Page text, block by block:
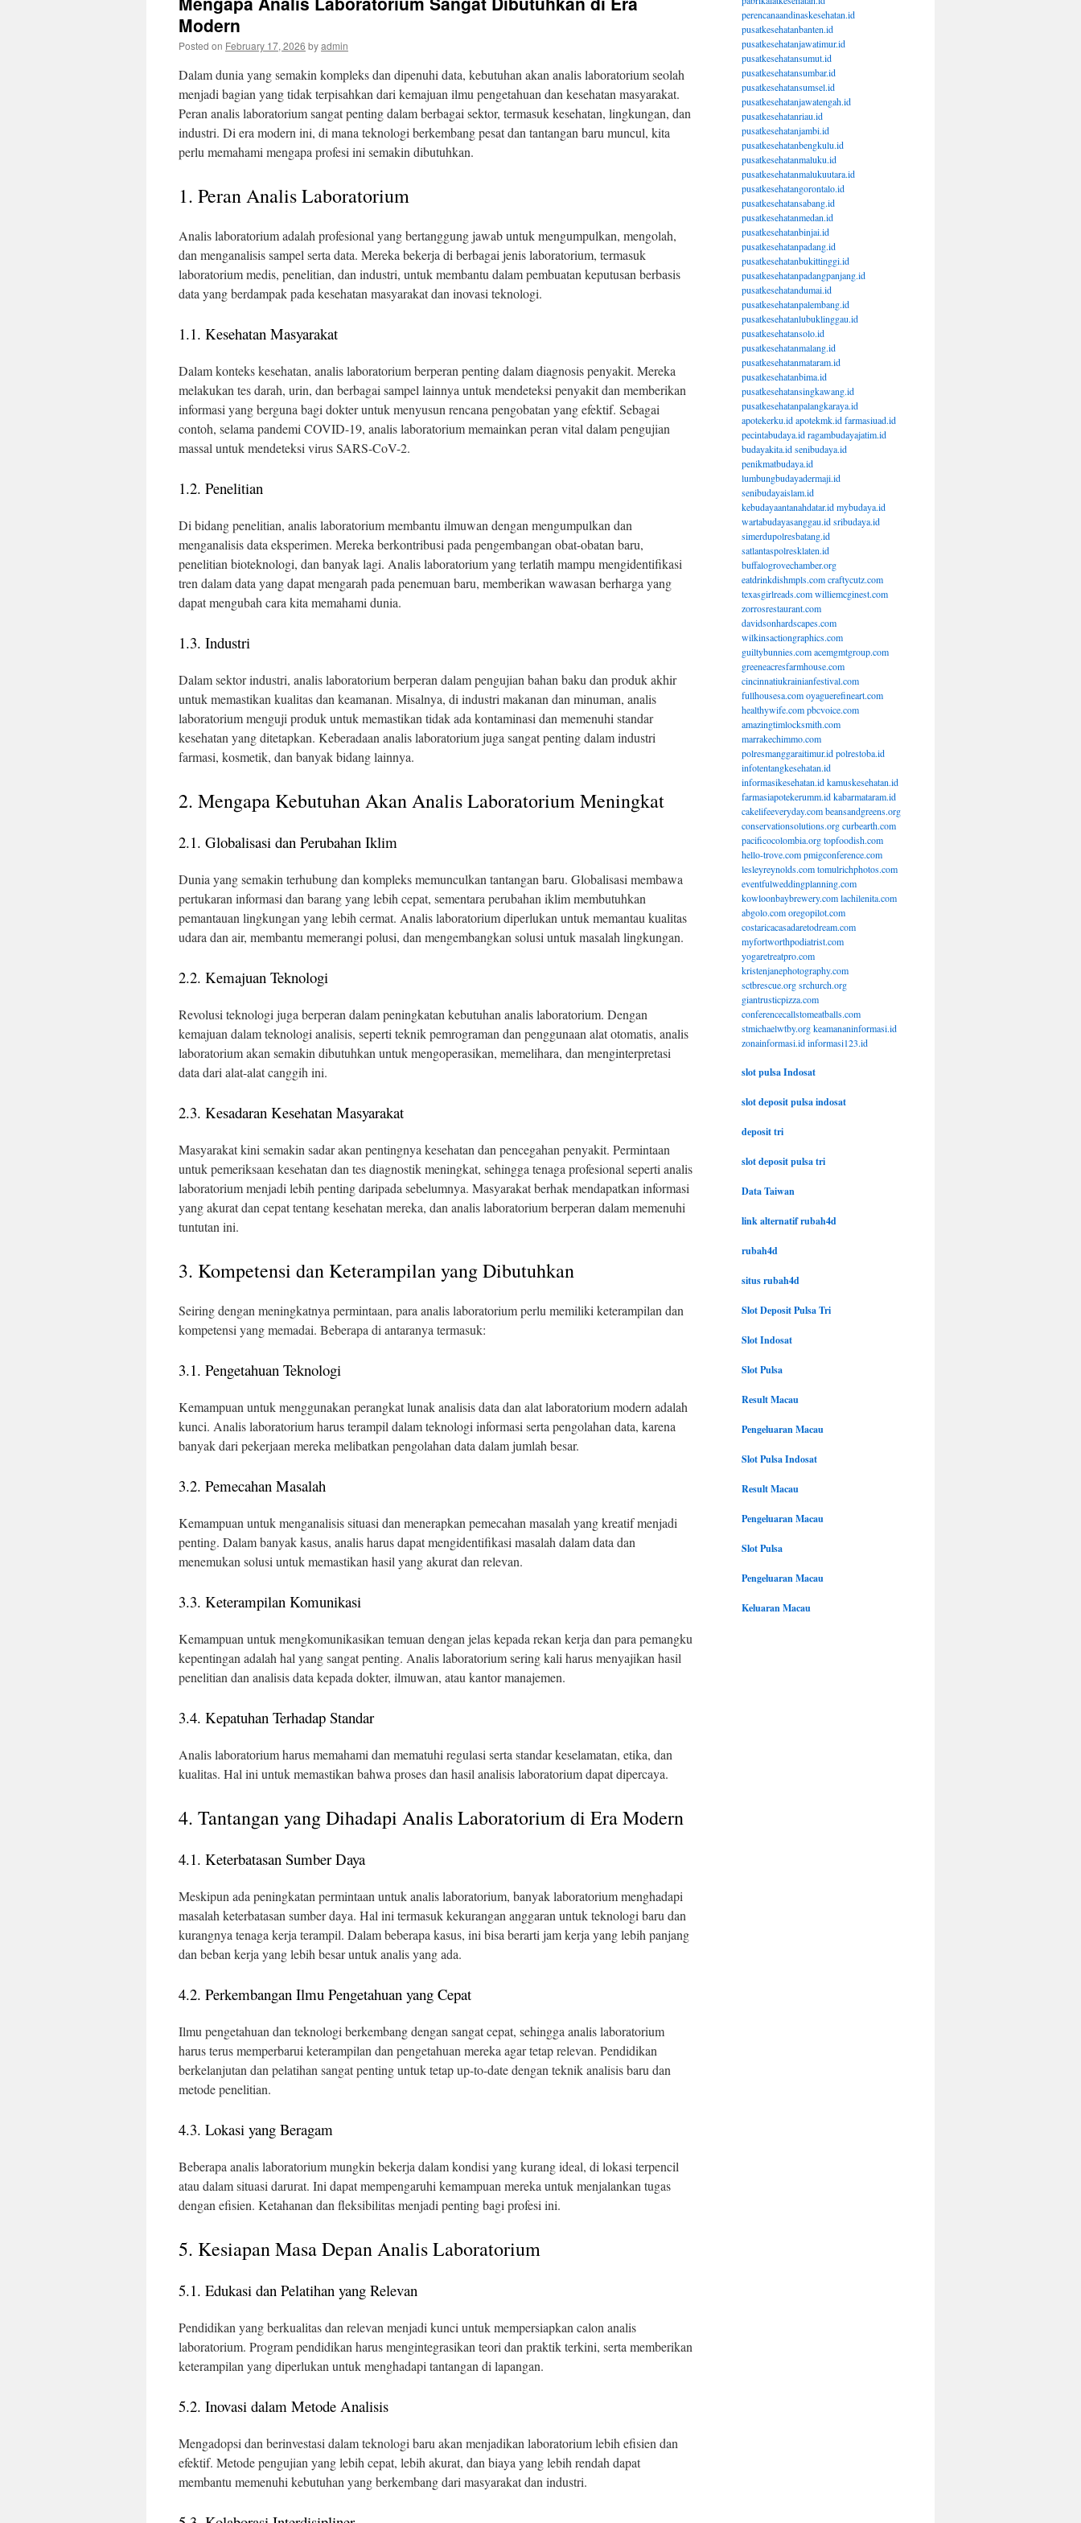
Modern
Posted on February 17, 2026 byadmin
Dalam dunia yang semakin kompleks dan dipenuhi data, kebutuhan akan analis laboratorium seolah
menjadi bagian yang tidak terpisahkan dari kemajuan ilmu pengetahuan dan kesehatan masyarakat.
Peran analis laboratorium sangat penting dalam berbagai sektor, termasuk kesehatan, lingkungan, dan
industri. Di era modern ini, di mana teknologi berkembang pesat dan tantangan baru muncul, kita
perlu memahami mengapa profesi ini semakin dibutuhkan.
1. Peran Analis Laboratorium
Analis laboratorium adalah profesional yang bertanggung jawab untuk mengumpulkan, mengolah,
dan menganalisis sampel serta data. Mereka bekerja di berbagai jenis laboratorium, termasuk
laboratorium medis, penelitian, dan industri, untuk membantu dalam pembuatan keputusan berbasis
data yang berdampak pada kesehatan masyarakat dan inovasi teknologi.
1.1. Kesehatan Masyarakat
Dalam konteks kesehatan, analis laboratorium berperan penting dalam diagnosis penyakit. Mereka
melakukan tes darah, urin, dan berbagai sampel lainnya untuk mendeteksi penyakit dan memberikan
informasi yang berguna bagi dokter untuk menyusun rencana pengobatan yang efektif. Sebagai
contoh, selama pandemi COVID-19, analis laboratorium memainkan peran vital dalam pengujian
massal untuk mendeteksi virus SARS-CoV-2.
1.2. Penelitian
Di bidang penelitian, analis laboratorium membantu ilmuwan dengan mengumpulkan dan
menganalisis data eksperimen. Mereka berkontribusi pada pengembangan obat-obatan baru,
penelitian bioteknologi, dan banyak lagi. Analis laboratorium yang terlatih mampu mengidentifikasi
tren dalam data yang dapat mengarah pada penemuan baru, memberikan wawasan berharga yang
dapat mengubah cara kita memahami dunia.
1.3. Industri
Dalam sektor industri, analis laboratorium berperan dalam pengujian bahan baku dan produk akhir
untuk memastikan kualitas dan keamanan. Misalnya, di industri makanan dan minuman, analis
laboratorium menguji produk untuk memastikan tidak ada kontaminasi dan memenuhi standar
kesehatan yang ditetapkan. Keberadaan analis laboratorium juga sangat penting dalam industri
farmasi, kosmetik, dan banyak bidang lainnya.
2. Mengapa Kebutuhan Akan Analis Laboratorium Meningkat
2.1. Globalisasi dan Perubahan Iklim
Dunia yang semakin terhubung dan kompleks memunculkan tantangan baru. Globalisasi membawa
pertukaran informasi dan barang yang lebih cepat, sementara perubahan iklim membutuhkan
pemantauan lingkungan yang lebih cermat. Analis laboratorium diperlukan untuk memantau kualitas
udara dan air, membantu memerangi polusi, dan mengembangkan solusi untuk masalah lingkungan.
2.2. Kemajuan Teknologi
Revolusi teknologi juga berperan dalam peningkatan kebutuhan analis laboratorium. Dengan
kemajuan dalam teknologi analisis, seperti teknik pemrograman dan penggunaan alat otomatis, analis
laboratorium akan semakin dibutuhkan untuk mengoperasikan, memelihara, dan menginterpretasi
data dari alat-alat canggih ini.
2.3. Kesadaran Kesehatan Masyarakat
Masyarakat kini semakin sadar akan pentingnya kesehatan dan pencegahan penyakit. Permintaan
untuk pemeriksaan kesehatan dan tes diagnostik meningkat, sehingga tenaga profesional seperti analis
laboratorium menjadi lebih penting daripada sebelumnya. Masyarakat berhak mendapatkan informasi
yang akurat dan cepat tentang kesehatan mereka, dan analis laboratorium berperan dalam memenuhi
tuntutan ini.
3. Kompetensi dan Keterampilan yang Dibutuhkan
Seiring dengan meningkatnya permintaan, para analis laboratorium perlu memiliki keterampilan dan
kompetensi yang memadai. Beberapa di antaranya termasuk:
3.1. Pengetahuan Teknologi
Kemampuan untuk menggunakan perangkat lunak analisis data dan alat laboratorium modern adalah
kunci. Analis laboratorium harus terampil dalam teknologi informasi serta pengolahan data, karena
banyak dari pekerjaan mereka melibatkan pengolahan data dalam jumlah besar.
3.2. Pemecahan Masalah
Kemampuan untuk menganalisis situasi dan menerapkan pemecahan masalah yang kreatif menjadi
penting. Dalam banyak kasus, analis harus dapat mengidentifikasi masalah dalam data dan
menemukan solusi untuk memastikan hasil yang akurat dan relevan.
3.3. Keterampilan Komunikasi
Kemampuan untuk mengkomunikasikan temuan dengan jelas kepada rekan kerja dan para pemangku
kepentingan adalah hal yang sangat penting. Analis laboratorium sering kali harus menyajikan hasil
penelitian dan analisis data kepada dokter, ilmuwan, atau kantor manajemen.
3.4. Kepatuhan Terhadap Standar
Analis laboratorium harus memahami dan mematuhi regulasi serta standar keselamatan, etika, dan
kualitas. Hal ini untuk memastikan bahwa proses dan hasil analisis laboratorium dapat dipercaya.
4. Tantangan yang Dihadapi Analis Laboratorium di Era Modern
4.1. Keterbatasan Sumber Daya
Meskipun ada peningkatan permintaan untuk analis laboratorium, banyak laboratorium menghadapi
masalah keterbatasan sumber daya. Hal ini termasuk kekurangan anggaran untuk teknologi baru dan
kurangnya tenaga kerja terampil. Dalam beberapa kasus, ini bisa berarti jam kerja yang lebih panjang
dan beban kerja yang lebih besar untuk analis yang ada.
4.2. Perkembangan Ilmu Pengetahuan yang Cepat
Ilmu pengetahuan dan teknologi berkembang dengan sangat cepat, sehingga analis laboratorium
harus terus memperbarui keterampilan dan pengetahuan mereka agar tetap relevan. Pendidikan
berkelanjutan dan pelatihan sangat penting untuk tetap up-to-date dengan teknik analisis baru dan
metode penelitian.
4.3. Lokasi yang Beragam
Beberapa analis laboratorium mungkin bekerja dalam kondisi yang kurang ideal, di lokasi terpencil
atau dalam situasi darurat. Ini dapat mempengaruhi kemampuan mereka untuk menjalankan tugas
dengan efisien. Ketahanan dan fleksibilitas menjadi penting bagi profesi ini.
5. Kesiapan Masa Depan Analis Laboratorium
5.1. Edukasi dan Pelatihan yang Relevan
Pendidikan yang berkualitas dan relevan menjadi kunci untuk mempersiapkan calon analis
laboratorium. Program pendidikan harus mengintegrasikan teori dan praktik terkini, serta memberikan
keterampilan yang diperlukan untuk menghadapi tantangan di lapangan.
5.2. Inovasi dalam Metode Analisis
Mengadopsi dan berinvestasi dalam teknologi baru akan menjadikan laboratorium lebih efisien dan
efektif. Metode pengujian yang lebih cepat, lebih akurat, dan biaya yang lebih rendah dapat
membantu memenuhi kebutuhan yang berkembang dari masyarakat dan industri.
perencanaandinaskesehatan.id
pusatkesehatanbanten.id
pusatkesehatanjawatimur.id
pusatkesehatansumut.id
pusatkesehatansumbar.id
pusatkesehatansumsel.id
pusatkesehatanjawatengah.id
pusatkesehatanriau.id
pusatkesehatanjambi.id
pusatkesehatanbengkulu.id
pusatkesehatanmaluku.id
pusatkesehatanmalukuutara.id
pusatkesehatangorontalo.id
pusatkesehatansabang.id
pusatkesehatanmedan.id
pusatkesehatanbinjai.id
pusatkesehatanpadang.id
pusatkesehatanbukittinggi.id
pusatkesehatanpadangpanjang.id
pusatkesehatandumai.id
pusatkesehatanpalembang.id
pusatkesehatanlubuklinggau.id
pusatkesehatansolo.id
pusatkesehatanmalang.id
pusatkesehatanmataram.id
pusatkesehatanbima.id
pusatkesehatansingkawang.id
pusatkesehatanpalangkaraya.id
apotekerku.idapotekmk.idfarmasiuad.id
pecintabudaya.idragambudayajatim.id
budayakita.idsenibudaya.id
penikmatbudaya.id
lumbungbudayadermaji.id
senibudayaislam.id
kebudayaantanahdatar.idmybudaya.id
wartabudayasanggau.idsribudaya.id
simerdupolresbatang.id
satlantaspolresklaten.id
buffalogrovechamber.org
eatdrinkdishmpls.comcraftycutz.com
texasgirlreads.comwilliemcginest.com
zorrosrestaurant.com
davidsonhardscapes.com
wilkinsactiongraphics.com
guiltybunnies.comacemgmtgroup.com
greeneacresfarmhouse.com
cincinnatiukrainianfestival.com
fullhousesa.comoyaguerefineart.com
healthywife.compbcvoice.com
amazingtimlocksmith.com
marrakechimmo.com
polresmanggaraitimur.idpolrestoba.id
infotentangkesehatan.id
informasikesehatan.idkamuskesehatan.id
farmasiapotekerumm.idkabarmataram.id
cakelifeeveryday.combeansandgreens.org
conservationsolutions.orgcurbearth.com
pacificocolombia.orgtopfoodish.com
hello-trove.compmigconference.com
lesleyreynolds.comtomulrichphotos.com
eventfulweddingplanning.com
kowloonbaybrewery.comlachilenita.com
abgolo.comoregopilot.com
costaricacasadaretodream.com
myfortworthpodiatrist.com
yogaretreatpro.com
kristenjanephotography.com
sctbrescue.orgsrchurch.org
giantrusticpizza.com
conferencecallstomeatballs.com
stmichaelwtby.orgkeamananinformasi.id
zonainformasi.idinformasi123.id
slot pulsa Indosat
slot deposit pulsa indosat
deposit tri
slot deposit pulsa tri
Data Taiwan
link alternatif rubah4d
rubah4d
situs rubah4d
Slot Deposit Pulsa Tri
Slot Indosat
Slot Pulsa
Result Macau
Pengeluaran Macau
Slot Pulsa Indosat
Result Macau
Pengeluaran Macau
Slot Pulsa
Pengeluaran Macau
Keluaran Macau